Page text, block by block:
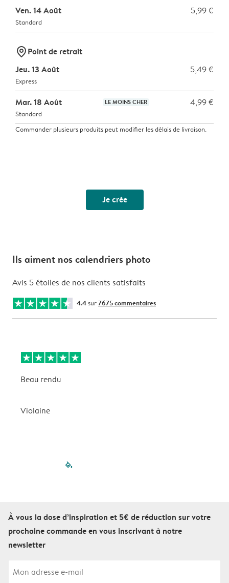
Ven. 14 Août 5,99 €
Standard
marker-pinPoint de retrait
Jeu. 13 Août
5,49 €
Express
Mar. 18 Août LE MOINS CHER 4,99 €
Standard
Commander plusieurs produits peut modifier les délais de livraison.
Je crée
Ils aiment nos calendriers photo
Avis 5 étoiles de nos clients satisfaits
4.4sur7675 commentaires
Beau rendu
Violaine
filled-pagination
À vous la dose d’inspiration et 5€ de réduction sur votre
prochaine commande en vous inscrivant à notre
newsletter